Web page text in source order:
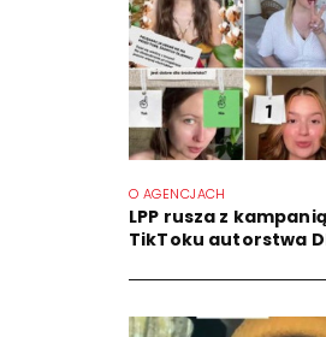
O AGENCJACH
LPP rusza z
TikToku autorstwa